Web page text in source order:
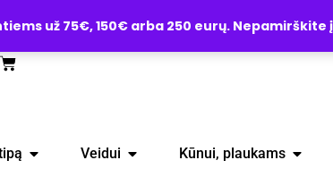
už 75€, 150€ arba 250 eurų. Nepamirškite
Veidui Kūnui, plaukams